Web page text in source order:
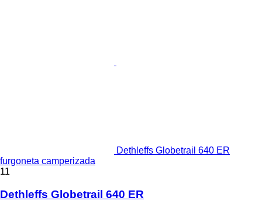
Dethleffs Globetrail 640 ER
furgoneta camperizada
11
Dethleffs Globetrail 640 ER